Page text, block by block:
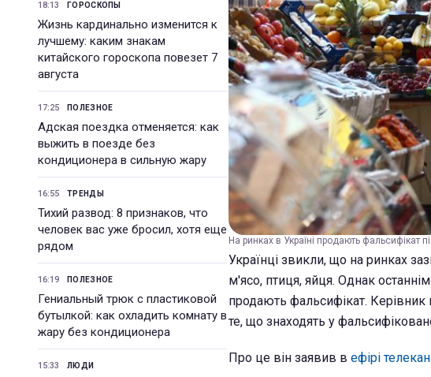
18:13 ГОРОСКОПЫ
Жизнь кардинально изменится к
лучшему: каким знакам
китайского гороскопа повезет 7
августа
17:25 ПОЛЕЗНОЕ
Адская поездка отменяется: как
выжить в поезде без
кондиционера в сильную жару
16:55 ТРЕНДЫ
Тихий развод: 8 признаков, что
человек вас уже бросил, хотя еще
рядом
16:19 ПОЛЕЗНОЕ
Гениальный трюк с пластиковой
бутылкой: как охладить комнату в
жару без кондиционера
15:33 ЛЮДИ
На ринках в Україні продають фальсифікат
Українці звикли, що на ринках
м'ясо, птиця, яйця. Однак
продають фальсифікат. Керівник
те, що знаходять у
Про це він заявив в ефірі